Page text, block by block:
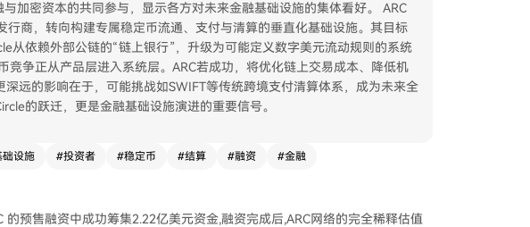
加密资本的共同参与，显示各方对未来金融基础设施的集体看好。 ARC
行商，转向构建专属稳定币流通、支付与清算的垂直化基础设施。其目标
从依赖外部公链的“链上银行”，升级为可能定义数字美元流动规则的系统
竞争正从产品层进入系统层。ARC若成功，将优化链上交易成本、降低机
远的影响在于，可能挑战如SWIFT等传统跨境支付清算体系，成为未来全
的跃迁，更是金融基础设施演进的重要信号。
础设施 #投资者 #稳定币 #结算 #融资 #金融
预售融资中成功筹集2.22亿美元资金,融资完成后,ARC网络的完全稀释估值